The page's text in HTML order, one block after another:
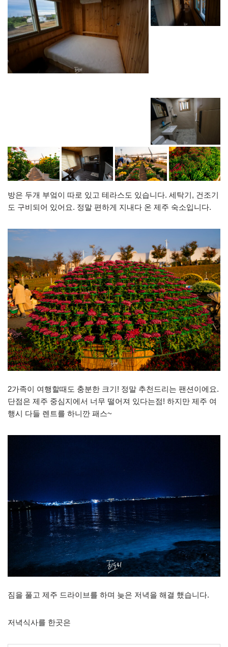
방은 두개 부엌이 따로 있고 테라스도 있습니다. 세탁기, 건조기
도 구비되어 있어요. 정말 편하게 지내다 온 제주 숙소입니다.
2가족이 여행할때도 충분한 크기! 정말 추천드리는 팬션이에요.
단점은 제주 중심지에서 너무 떨어져 있다는점! 하지만 제주 여
행시 다들 렌트를 하니깐 패스~
짐을 풀고 제주 드라이브를 하며 늦은 저녁을 해결 했습니다.
저녁식사를 한곳은